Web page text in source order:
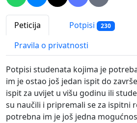
Peticija Potpisi 230
Pravila o privatnosti
Potpisi studenata kojima je
im je ostao još jedan ispit do
ispit za uvijet u višu godinu ili
su naučili i pripremali se za ispitni
potrebna im je još jedna